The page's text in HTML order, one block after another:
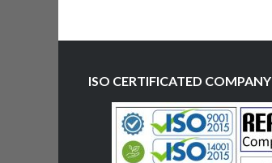
ISO CERTIFICATED COMPANY